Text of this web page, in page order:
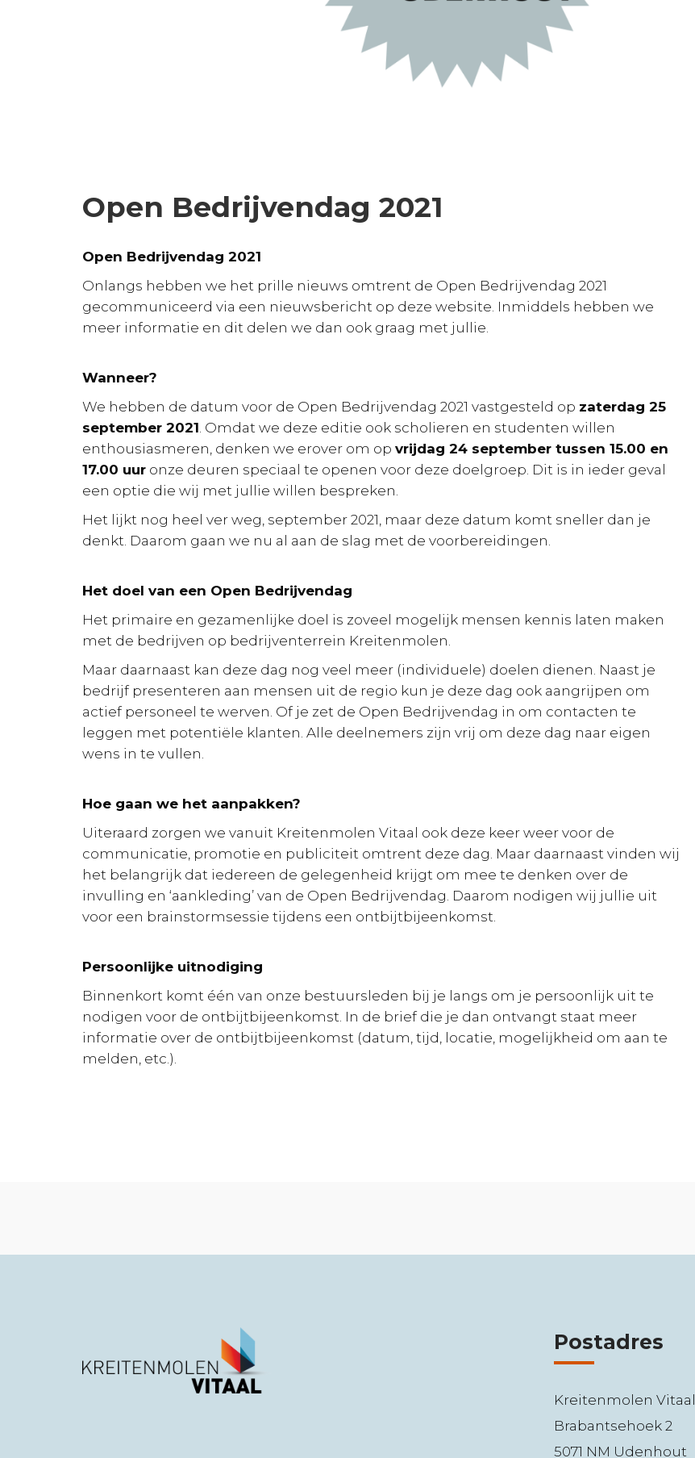
Open Bedrijvendag 2021
Open Bedrijvendag 2021
Onlangs hebben we het prille nieuws omtrent de Open Bedrijvendag 2021
gecommuniceerd via een nieuwsbericht op deze website. Inmiddels hebben we
meer informatie en dit delen we dan ook graag met jullie.
Wanneer?
We hebben de datum voor de Open Bedrijvendag 2021 vastgesteld op zaterdag 25
september 2021 . Omdat we deze editie ook scholieren en studenten willen
enthousiasmeren, denken we erover om op vrijdag 24 september tussen 15.00 en
17.00 uur onze deuren speciaal te openen voor deze doelgroep. Dit is in ieder geval
een optie die wij met jullie willen bespreken.
Het lijkt nog heel ver weg, september 2021, maar deze datum komt sneller dan je
denkt. Daarom gaan we nu al aan de slag met de voorbereidingen.
Het doel van een Open Bedrijvendag
Het primaire en gezamenlijke doel is zoveel mogelijk mensen kennis laten maken
met de bedrijven op bedrijventerrein Kreitenmolen.
Maar daarnaast kan deze dag nog veel meer (individuele) doelen dienen. Naast je
bedrijf presenteren aan mensen uit de regio kun je deze dag ook aangrijpen om
actief personeel te werven. Of je zet de Open Bedrijvendag in om contacten te
leggen met potentiële klanten. Alle deelnemers zijn vrij om deze dag naar eigen
wens in te vullen.
Hoe gaan we het aanpakken?
Uiteraard zorgen we vanuit Kreitenmolen Vitaal ook deze keer weer voor de
communicatie, promotie en publiciteit omtrent deze dag. Maar daarnaast vinden wij
het belangrijk dat iedereen de gelegenheid krijgt om mee te denken over de
invulling en ‘aankleding’ van de Open Bedrijvendag. Daarom nodigen wij jullie uit
voor een brainstormsessie tijdens een ontbijtbijeenkomst.
Persoonlijke uitnodiging
Binnenkort komt één van onze bestuursleden bij je langs om je persoonlijk uit te
nodigen voor de ontbijtbijeenkomst. In de brief die je dan ontvangt staat meer
informatie over de ontbijtbijeenkomst (datum, tijd, locatie, mogelijkheid om aan te
melden, etc.).
Postadres
Kreitenmolen Vitaal
Brabantsehoek 2
5071 NM Udenhout